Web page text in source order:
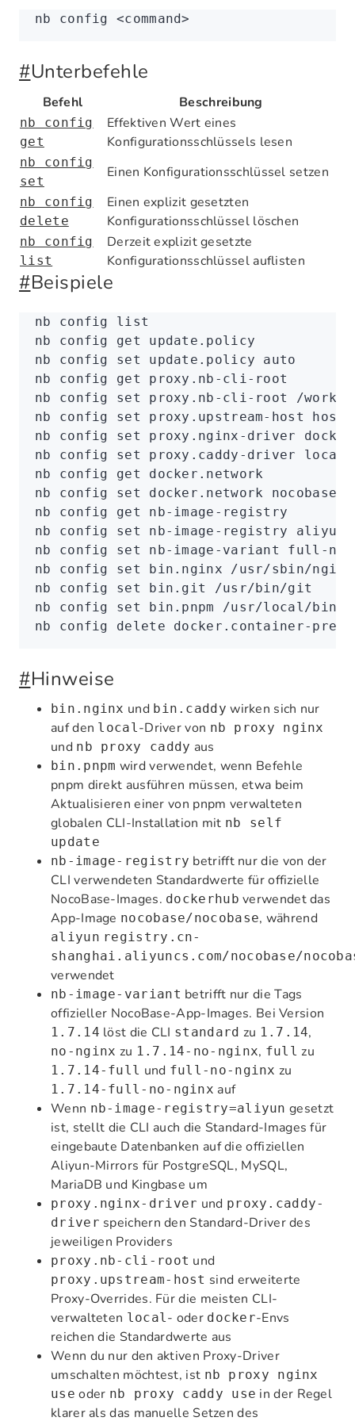
nb config <command>
#Unterbefehle
Befehl Beschreibung
nb config
get
Effektiven Wert eines
Konfigurationsschlüssels lesen
nb config
set
Einen Konfigurationsschlüssel setzen
nb config
delete
Einen explizit gesetzten
Konfigurationsschlüssel löschen
nb config
list
Derzeit explizit gesetzte
Konfigurationsschlüssel auflisten
#Beispiele
nb config list
nb config get
update.policy
nb config set update.policy auto
nb config get
proxy.nb-cli-root
nb config set proxy.nb-cli-root
/
nb config set proxy.upstream-host
nb config set proxy.nginx-driver docker
nb config set proxy.caddy-driver local
nb config get
docker.network
nb config set docker.network nocobase
nb config get
nb-image-registry
nb config set nb-image-registry aliyun
nb config set nb-image-variant
full-no-
nb config set bin.nginx /usr/sbin/nginx
nb config set bin.git
/usr/bin/git
nb config set bin.pnpm /usr/local/bin/
nb config delete docker.container-
#Hinweise
bin.nginx und bin.caddy wirken sich nur
auf den local-Driver von nb proxy nginx
und nb proxy caddy aus
bin.pnpm wird verwendet, wenn Befehle
pnpm direkt ausführen müssen, etwa beim
Aktualisieren einer von pnpm verwalteten
globalen CLI-Installation mit nb self
update
nb-image-registry betrifft nur die von der
CLI verwendeten Standardwerte für offizielle
NocoBase-Images. dockerhub verwendet das
App-Image nocobase/nocobase, während
aliyun registry.cn-
shanghai.aliyuncs.com/nocobase/
verwendet
nb-image-variant betrifft nur die Tags
offizieller NocoBase-App-Images. Bei Version
1.7.14 löst die CLI standard zu 1.7.14,
no-nginx zu 1.7.14-no-nginx, full zu
1.7.14-full und full-no-nginx zu
1.7.14-full-no-nginx auf
Wenn nb-image-registry=aliyun gesetzt
ist, stellt die CLI auch die Standard-Images für
eingebaute Datenbanken auf die offiziellen
Aliyun-Mirrors für PostgreSQL, MySQL,
MariaDB und Kingbase um
proxy.nginx-driver und proxy.caddy-
driver speichern den Standard-Driver des
jeweiligen Providers
proxy.nb-cli-root und
proxy.upstream-host sind erweiterte
Proxy-Overrides. Für die meisten CLI-
verwalteten local- oder docker-Envs
reichen die Standardwerte aus
Wenn du nur den aktiven Proxy-Driver
umschalten möchtest, ist nb proxy nginx
use oder nb proxy caddy use in der Regel
klarer als das manuelle Setzen des